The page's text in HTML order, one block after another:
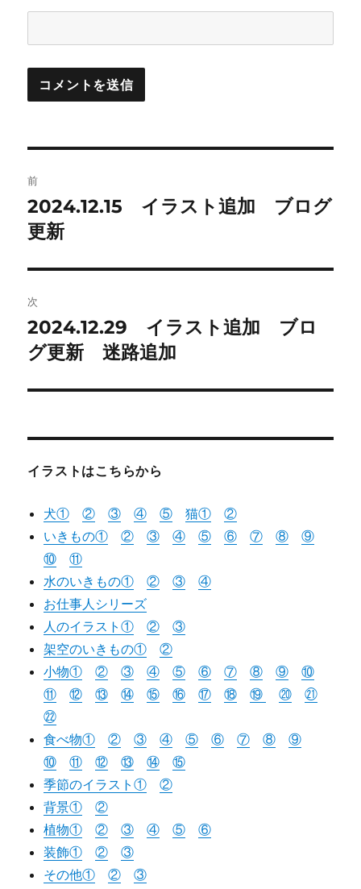
稿
ナ
ビ
ゲ
ー
シ
ン
前
前
の
稿:
2024.12.15 イラスト追加 ブログ
更新
次
次
の
稿:
2024.12.29 イラスト追加 ブロ
グ更新 迷路追加
イラストはこちらから
犬① ② ③ ④ ⑤ 猫①
②
いきもの①
② ③ ④ ⑤ ⑥ ⑦ ⑧
⑨
⑩
⑪
水のいきもの①
② ③
④
お仕事人シリーズ
人のイラスト①
②
③
架空のいきもの①
②
小物①
② ③ ④ ⑤ ⑥ ⑦ ⑧ ⑨
⑩
⑪
⑫ ⑬ ⑭ ⑮ ⑯ ⑰ ⑱ ⑲ ⑳
㉑
㉒
食べ物①
② ③ ④ ⑤ ⑥ ⑦ ⑧
⑨
⑩
⑪ ⑫ ⑬ ⑭
⑮
季節のイラスト①
②
背景①
②
植物①
② ③ ④ ⑤
⑥
装飾①
②
③
その他①
② ③